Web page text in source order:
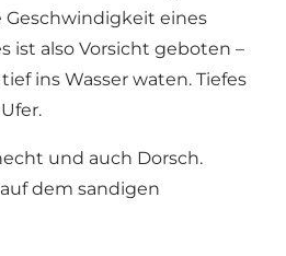
eines
ist also Vorsicht geboten –
ins Wasser waten. Tiefes
und auch Dorsch.
dem sandigen